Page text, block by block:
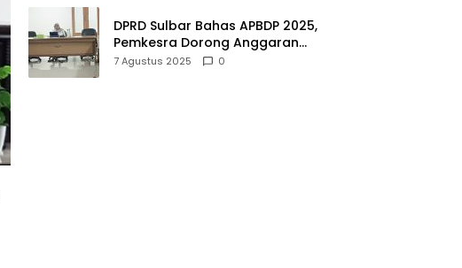
DPRD Sulbar Bahas APBDP 2025,
Pemkesra Dorong Anggaran
Pro Kesejahteraan
7 Agustus 2025 0